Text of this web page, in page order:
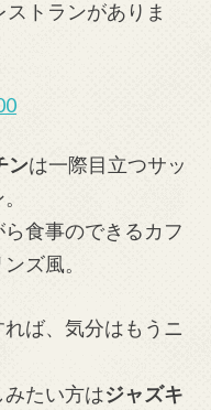
トランがありま
ンは一際目立つサッ
食事のできるカフ
ズ風。
ば、気分はもうニ
たい方はジャズキ